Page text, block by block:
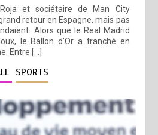
et sociétaire de Man City
retour en Espagne, mais pas
Alors que le Real Madrid
le Ballon d’Or a tranché en
Entre […]
SPORTS